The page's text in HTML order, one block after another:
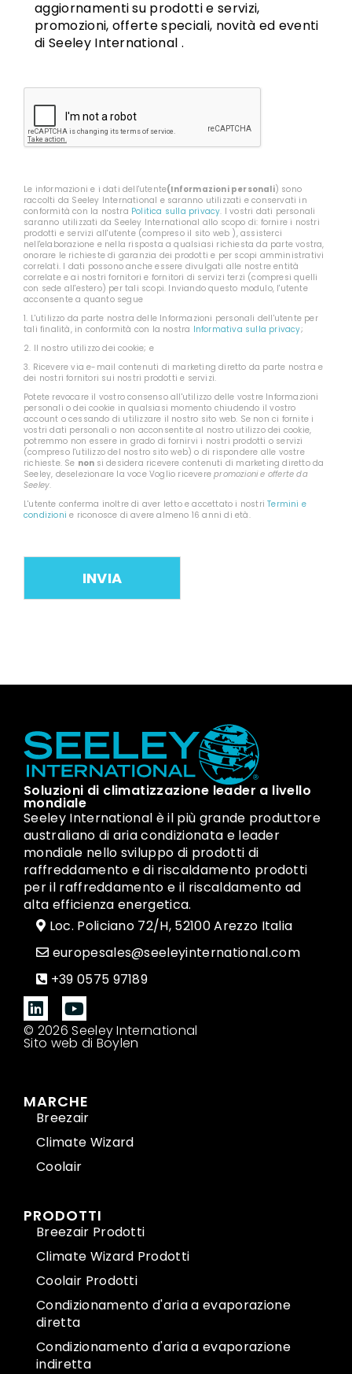
aggiornamenti su prodotti e servizi,
promozioni, offerte speciali, novità ed eventi
di Seeley International .
Le informazioni e i dati dell'utente(Informazioni personali) sono
raccolti da Seeley International e saranno utilizzati e conservati in
conformità con la nostra Politica sulla privacy. I vostri dati personali
saranno utilizzati da Seeley International allo scopo di: fornire i nostri
prodotti e servizi all'utente (compreso il sito web ), assisterci
nell'elaborazione e nella risposta a qualsiasi richiesta da parte vostra,
onorare le richieste di garanzia dei prodotti e per scopi amministrativi
correlati. I dati possono anche essere divulgati alle nostre entità
correlate e ai nostri fornitori e fornitori di servizi terzi (compresi quelli
con sede all'estero) per tali scopi. Inviando questo modulo, l'utente
acconsente a quanto segue
1. L'utilizzo da parte nostra delle Informazioni personali dell'utente per
tali finalità, in conformità con la nostra Informativa sulla privacy;
2. Il nostro utilizzo dei cookie; e
3. Ricevere via e-mail contenuti di marketing diretto da parte nostra e
dei nostri fornitori sui nostri prodotti e servizi.
Potete revocare il vostro consenso all'utilizzo delle vostre Informazioni
personali o dei cookie in qualsiasi momento chiudendo il vostro
account o cessando di utilizzare il nostro sito web. Se non ci fornite i
vostri dati personali o non acconsentite al nostro utilizzo dei cookie,
potremmo non essere in grado di fornirvi i nostri prodotti o servizi
(compreso l'utilizzo del nostro sito web) o di rispondere alle vostre
richieste. Se non si desidera ricevere contenuti di marketing diretto da
Seeley, deselezionare la voce Voglio riceverepromozioni e offerte da
Seeley.
L'utente conferma inoltre di aver letto e accettato i nostriTermini e
condizioni e riconosce di avere almeno 16 anni di età.
Soluzioni di climatizzazione leader a livello
mondiale
Seeley International è il più grande produttore
australiano di aria condizionata e leader
mondiale nello sviluppo di prodotti di
raffreddamento e di riscaldamento prodotti
per il raffreddamento e il riscaldamento ad
alta efficienza energetica.
Loc. Policiano 72/H, 52100 Arezzo Italia
europesales@seeleyinternational.com
+39 0575 97189
© 2026 Seeley International
Sito web di Boylen
MARCHE
Breezair
Climate Wizard
Coolair
PRODOTTI
Breezair Prodotti
Climate Wizard Prodotti
Coolair Prodotti
Condizionamento d'aria a evaporazione
diretta
Condizionamento d'aria a evaporazione
indiretta